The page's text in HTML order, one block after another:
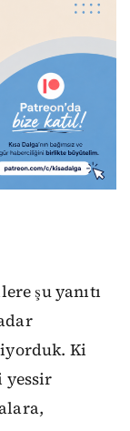
şu yanıtı
Ki
yessir